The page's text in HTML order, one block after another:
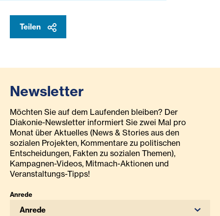
Teilen
Newsletter
Möchten Sie auf dem Laufenden bleiben? Der
Diakonie-Newsletter informiert Sie zwei Mal pro
Monat über Aktuelles (News & Stories aus den
sozialen Projekten, Kommentare zu politischen
Entscheidungen, Fakten zu sozialen Themen),
Kampagnen-Videos, Mitmach-Aktionen und
Veranstaltungs-Tipps!
Anrede
Anrede